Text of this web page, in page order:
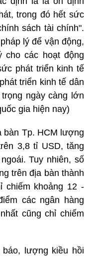
trong đó hết sức
sách tài chính".
lý để vận động,
cho các hoạt động
phát triển kinh tế
triển kinh tế dân
ngày càng lớn
gia hiện nay)
bàn Tp. HCM lượng
3,8 tỉ USD, tăng
Tuy nhiên, số
trên địa bàn thành
chiếm khoảng 12 -
các ngân hàng
cũng chỉ chiếm
lượng kiều hồi